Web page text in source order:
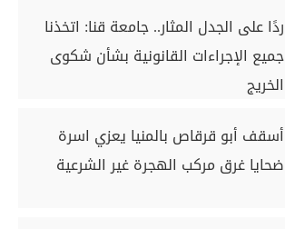
ردًا على الجدل المثار.. جامعة قنا: اتخذنا
جميع الإجراءات القانونية بشأن شكوى
الخريج
أسقف أبو قرقاص بالمنيا يعزي اسرة
ضحايا غرق مركب الهجرة غير الشرعية